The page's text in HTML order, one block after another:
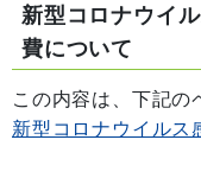
新型コロナウイ
費について
この内容は、下記の
新型コロナウイルス